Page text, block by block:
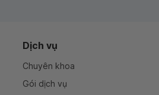
Dịch vụ
Chuyên khoa
Gói dịch vụ